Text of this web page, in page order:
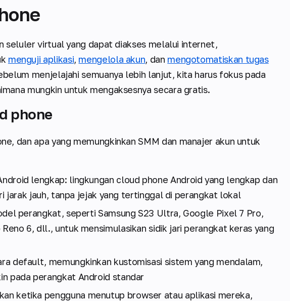
seluler virtual yang dapat diakses melalui internet,
menguji aplikasi, mengelola akun, dan mengotomatiskan tugas
menjelajahi semuanya lebih lanjut, kita harus fokus pada
mungkin untuk mengaksesnya secara gratis.
phone
dan apa yang memungkinkan SMM dan manajer akun untuk
lengkap: lingkungan cloud phone Android yang lengkap dan
jarak jauh, tanpa jejak yang tertinggal di perangkat lokal
perangkat, seperti Samsung S23 Ultra, Google Pixel 7 Pro,
6, dll., untuk mensimulasikan sidik jari perangkat keras yang
default, memungkinkan kustomisasi sistem yang mendalam,
pada perangkat Android standar
ketika pengguna menutup browser atau aplikasi mereka,